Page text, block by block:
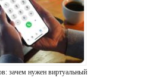
зачем нужен виртуальный